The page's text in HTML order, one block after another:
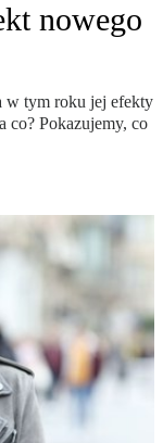
nowego
w tym roku jej efekty
co? Pokazujemy, co